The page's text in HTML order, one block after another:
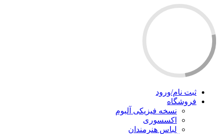
ثبت نام/ورود
فروشگاه
نسخه فیزیکی آلبوم
اکسسوری
لباس هنرمندان